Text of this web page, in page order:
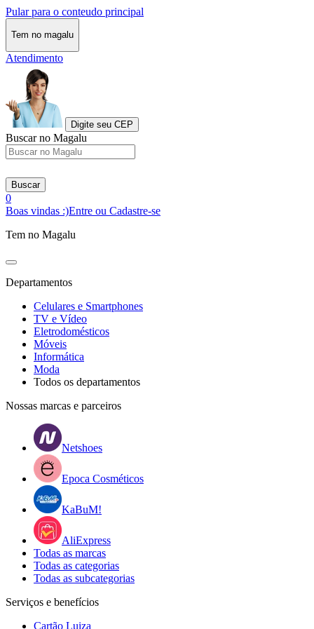
Pular para o conteudo principal
Tem no magalu
Atendimento
Digite seu CEP
Buscar no Magalu
Buscar
0
Boas vindas :)Entre ou Cadastre-se
Tem no Magalu
Departamentos
Celulares e Smartphones
TV e Vídeo
Eletrodomésticos
Móveis
Informática
Moda
Todos os departamentos
Nossas marcas e parceiros
Netshoes
Epoca Cosméticos
KaBuM!
AliExpress
Todas as marcas
Todas as categorias
Todas as subcategorias
Serviços e benefícios
Cartão Luiza